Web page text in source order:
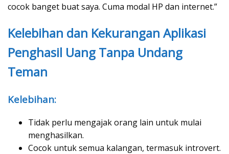
cocok banget buat saya. Cuma modal HP dan internet.”
Kelebihan dan Kekurangan Aplikasi
Penghasil Uang Tanpa Undang
Teman
Kelebihan:
Tidak perlu mengajak orang lain untuk mulai
menghasilkan.
Cocok untuk semua kalangan, termasuk introvert.